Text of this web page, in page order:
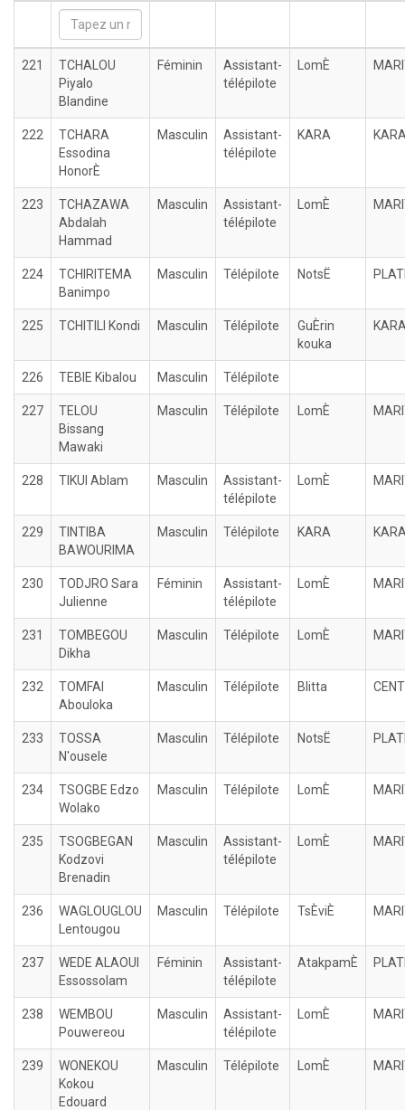
221
TCHALOU
Piyalo
Blandine
Féminin
Assistant-
télépilote
LomÈ
222
TCHARA
Essodina
HonorÈ
Masculin
Assistant-
télépilote
KARA
223
TCHAZAWA
Abdalah
Hammad
Masculin
Assistant-
télépilote
LomÈ
224
TCHIRITEMA
Banimpo
Masculin Télépilote NotsË
225 TCHITILI Kondi Masculin Télépilote
GuÈrin
kouka
226 TEBIE Kibalou Masculin Télépilote
227
TELOU
Bissang
Mawaki
Masculin Télépilote LomÈ
228 TIKUI Ablam Masculin
Assistant-
télépilote
LomÈ
229
TINTIBA
BAWOURIMA
Masculin Télépilote KARA
230
TODJRO Sara
Julienne
Féminin
Assistant-
télépilote
LomÈ
231
TOMBEGOU
Dikha
Masculin Télépilote LomÈ
232
TOMFAI
Abouloka
Masculin Télépilote Blitta
233
TOSSA
N'ousele
Masculin Télépilote NotsË
234
TSOGBE Edzo
Wolako
Masculin Télépilote LomÈ
235
TSOGBEGAN
Kodzovi
Brenadin
Masculin
Assistant-
télépilote
LomÈ
236
WAGLOUGLOU
Lentougou
Masculin Télépilote TsÈviÈ
237
WEDE ALAOUI
Essossolam
Féminin
Assistant-
télépilote
AtakpamÈ
238
WEMBOU
Pouwereou
Masculin
Assistant-
télépilote
LomÈ
239
WONEKOU
Kokou
Edouard
Masculin Télépilote LomÈ